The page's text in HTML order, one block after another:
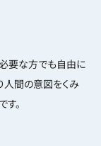
要な方でも自由に
人間の意図をくみ
。